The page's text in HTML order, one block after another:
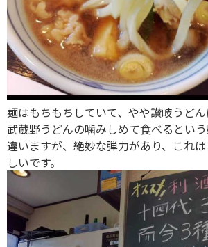
麺はもちもちしていて、やや讃岐うどん
武蔵野うどんの噛みしめて食べるとい
違いますが、絶妙な弾力があり、これ
しいです。